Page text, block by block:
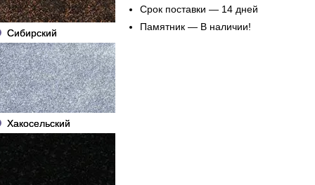
Сибирский
Хакосельский
Срок поставки — 14 дней
Памятник — В наличии!